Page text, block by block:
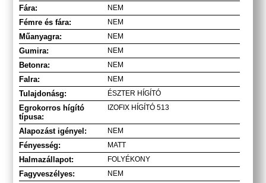
Fára: NEM
Fémre és fára: NEM
Műanyagra: NEM
Gumira: NEM
Betonra: NEM
Falra: NEM
Tulajdonásg: ÉSZTER HÍGÍTÓ
Egrokorros hígító
típusa:
IZOFIX HÍGÍTÓ 513
Alapozást igényel: NEM
Fényesség: MATT
Halmazállapot: FOLYÉKONY
Fagyveszélyes: NEM